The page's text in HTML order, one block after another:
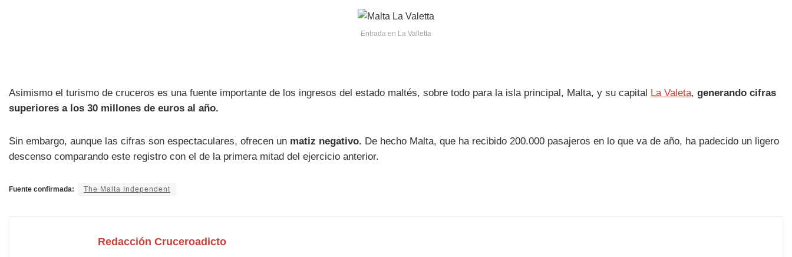
Entrada en La Valletta
Asimismo el turismo de cruceros es una fuente importante de los ingresos del estado maltés, sobre todo para la isla principal, Malta, y su capital La Valeta, generando cifras
superiores a los 30 millones de euros al año.
Sin embargo, aunque las cifras son espectaculares, ofrecen un matiz negativo. De hecho Malta, que ha recibido 200.000 pasajeros en lo que va de año, ha padecido un ligero
descenso comparando este registro con el de la primera mitad del ejercicio anterior.
Fuente confirmada: The Malta Independent
Redacción Cruceroadicto